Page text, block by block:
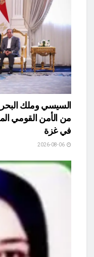
السيسي وملك
من الأمن القومي
في غزة